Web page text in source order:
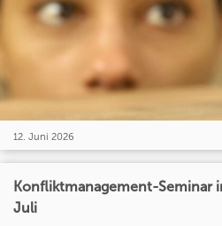
12. Juni 2026
Konfliktmanagement-Seminar
Juli